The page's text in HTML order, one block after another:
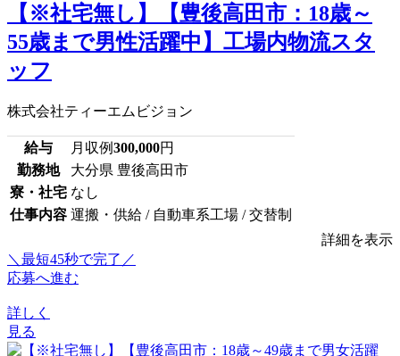
【※社宅無し】【豊後高田市：18歳～
55歳まで男性活躍中】工場内物流スタ
ッフ
株式会社ティーエムビジョン
給与 月収例300,000円
勤務地
大分県 豊後高田市
寮・社宅 なし
仕事内容 運搬・供給 / 自動車系工場 / 交替制
詳細を表示
＼最短45秒で完了／
応募へ進む
詳しく
見る